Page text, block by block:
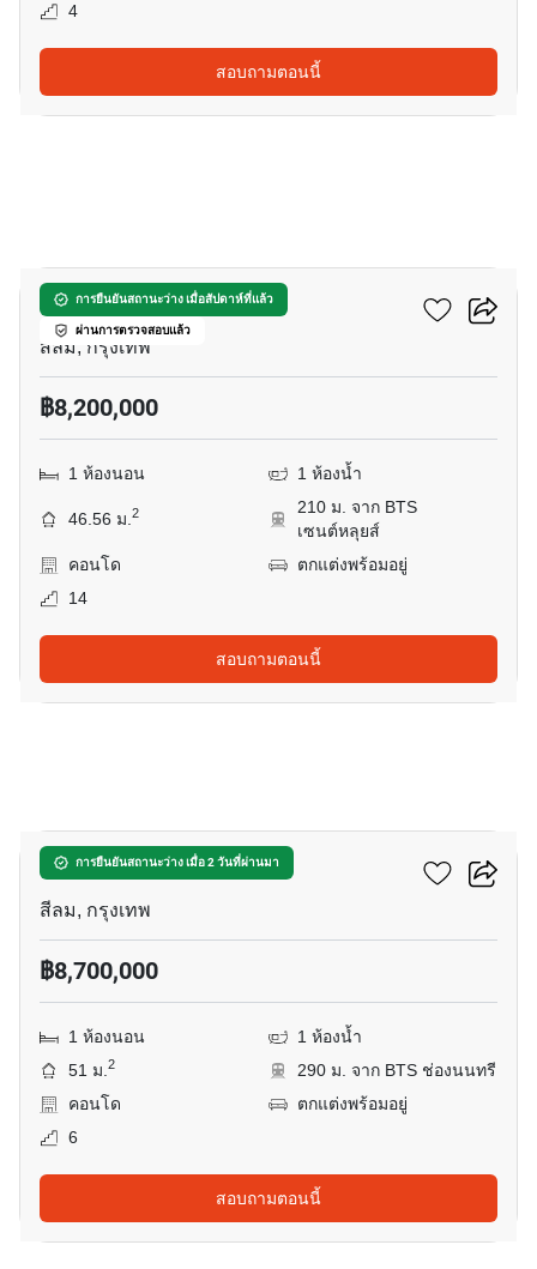
4
สอบถามตอนนี้
การยืนยันสถานะว่าง เมื่อสัปดาห์ที่แล้ว
ผ่านการตรวจสอบแล้ว
ดิ แอดเดรส สาทร
สีลม, กรุงเทพ
฿8,200,000
1 ห้องนอน 1 ห้องน้ำ
46.56 ม.2
210 ม. จาก BTS
เซนต์หลุยส์
คอนโด
ตกแต่งพร้อมอยู่
14
สอบถามตอนนี้
การยืนยันสถานะว่าง เมื่อ 2 วันที่ผ่านมา
คอนโด คลาส สีลม
สีลม, กรุงเทพ
฿8,700,000
1 ห้องนอน
1 ห้องน้ำ
51 ม.2
290 ม. จาก BTS ช่องนนทรี
คอนโด
ตกแต่งพร้อมอยู่
6
สอบถามตอนนี้